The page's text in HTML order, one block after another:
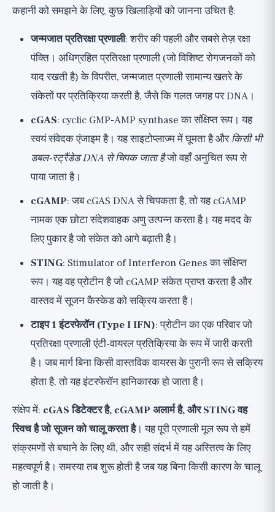
कहानी को समझने के लिए, कुछ खिलाड़ियों को जानना उचित है:
जन्मजात प्रतिरक्षा प्रणाली: शरीर की पहली और सबसे तेज़ रक्षा
पंक्ति। अधिग्रहित प्रतिरक्षा प्रणाली (जो विशिष्ट रोगजनकों को
याद रखती है) के विपरीत, जन्मजात प्रणाली सामान्य खतरे के
संकेतों पर प्रतिक्रिया करती है, जैसे कि गलत जगह पर DNA।
cGAS: cyclic GMP-AMP synthase का संक्षिप्त रूप। यह
स्वयं संवेदक एंजाइम है। यह साइटोप्लाज्म में घूमता है औरकिसी भी
डबल-स्ट्रैंडेड DNA से चिपक जाता हैजो वहाँ अनुचित रूप से
पाया जाता है।
cGAMP: जब cGAS DNA से चिपकता है, तो यह cGAMP
नामक एक छोटा संदेशवाहक अणु उत्पन्न करता है। यह मदद के
लिए पुकार है जो संकेत को आगे बढ़ाती है।
STING: Stimulator of Interferon Genes का संक्षिप्त
रूप। यह वह प्रोटीन है जो cGAMP संकेत प्राप्त करता है और
वास्तव में सूजन कैस्केड को सक्रिय करता है।
टाइप 1 इंटरफेरॉन (Type I IFN): प्रोटीन का एक परिवार जो
प्रतिरक्षा प्रणाली एंटी-वायरल प्रतिक्रिया के रूप में जारी करती
है। जब मार्ग बिना किसी वास्तविक वायरस के पुरानी रूप से सक्रिय
होता है, तो यह इंटरफेरॉन हानिकारक हो जाता है।
संक्षेप में: cGAS डिटेक्टर है, cGAMP अलार्म है, और STING वह
स्विच है जो सूजन को चालू करता है। यह पूरी प्रणाली मूल रूप से हमें
संक्रमणों से बचाने के लिए थी, और सही संदर्भ में यह अस्तित्व के लिए
महत्वपूर्ण है। समस्या तब शुरू होती है जब यह बिना किसी कारण के चालू
हो जाती है।